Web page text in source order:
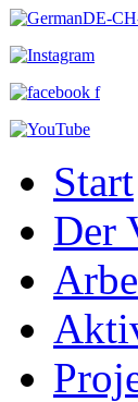
Start
Der